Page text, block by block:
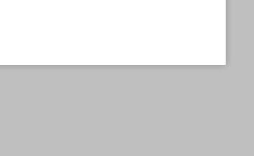
und im Austausch. Auf bald!